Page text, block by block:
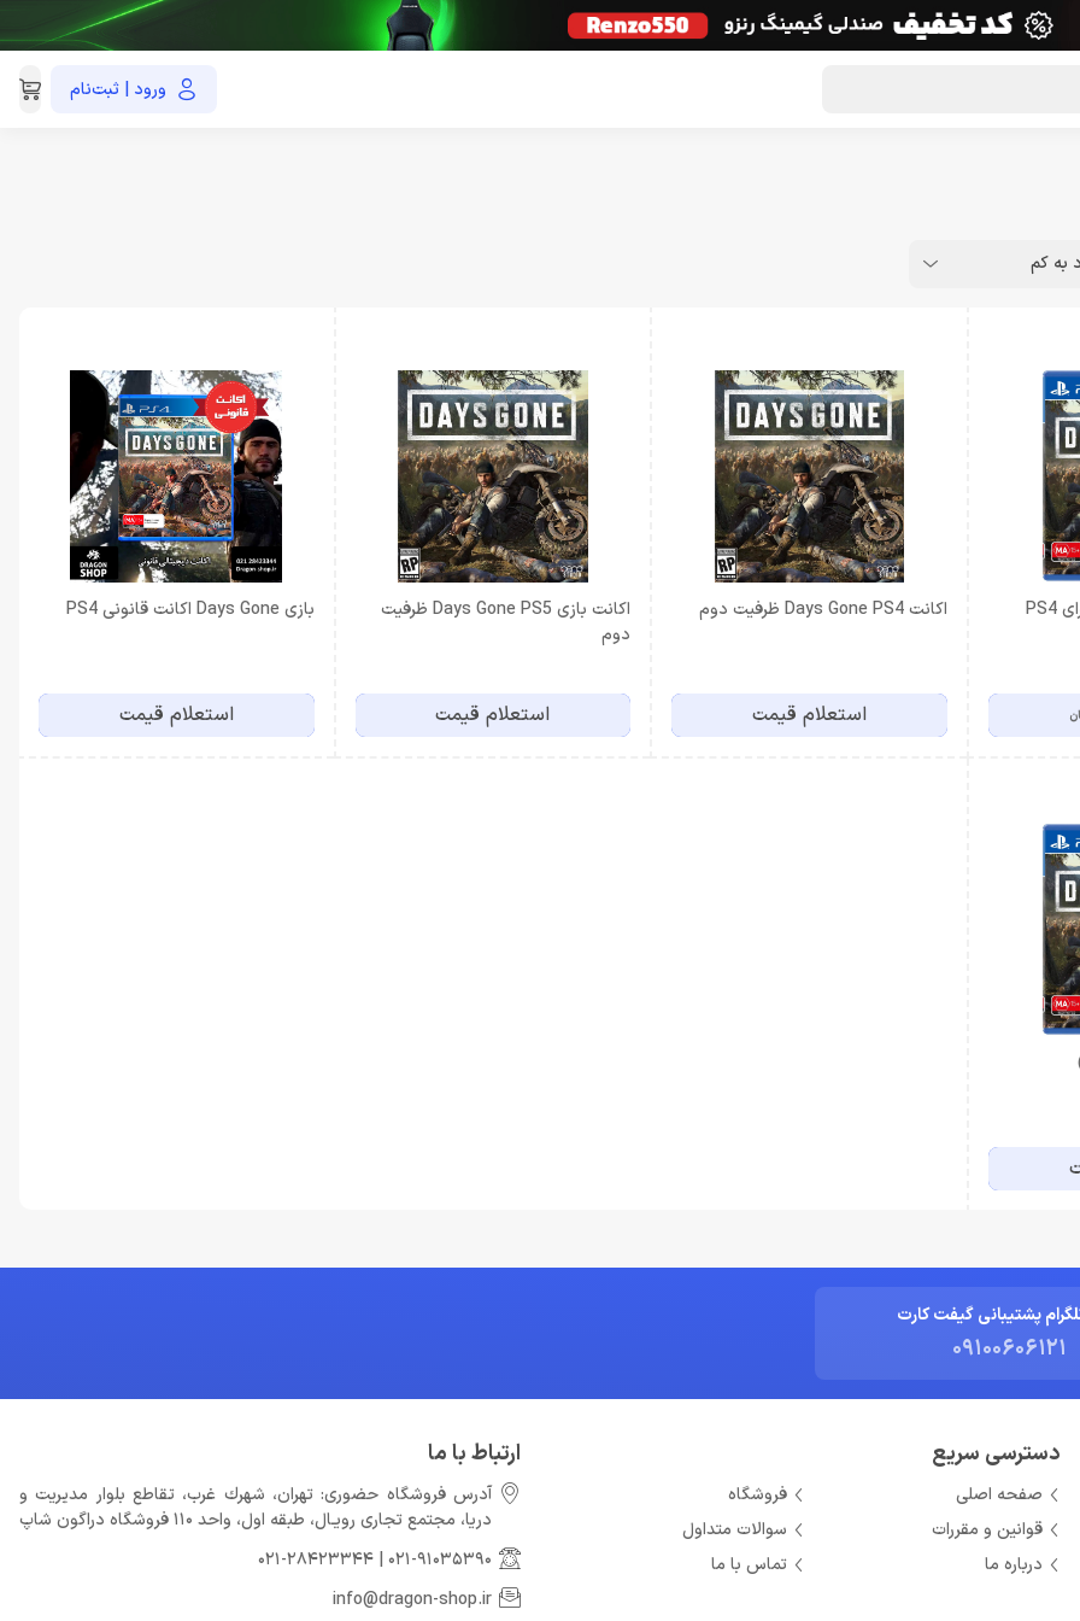
ورود | ثبت‌نام021-91035390
به کم
اکانت Days Gone PS4 ظرفیت دوم
استعلام قیمت
اکانت بازی Days Gone PS5 ظرفیت
دوم
استعلام قیمت
بازی Days Gone اکانت قانونی PS4
استعلام قیمت
پشتیبانی گیفت کارت
09100606121
دسترسی سریع
صفحه اصلی
فروشگاه
قوانین و مقررات
سوالات متداول
درباره ما
تماس با ما
ارتباط با ما
آدرس فروشگاه حضوری: تهران، شهرك غرب، تقاطع بلوار مدیریت و
دريا، مجتمع تجارى رويـال، طبقه اول، واحد 110 فروشگاه دراگون شاپ
021-91035390
021-28423344
info@dragon-shop.ir